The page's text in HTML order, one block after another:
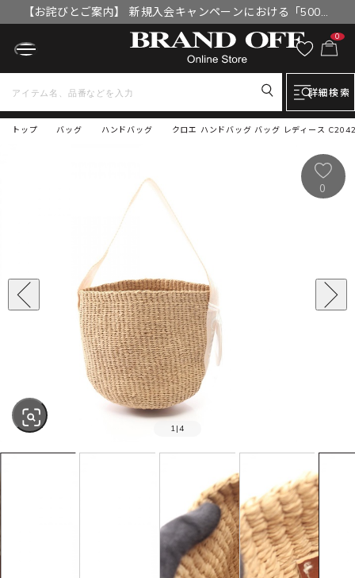
【お詫びとご案内】 新規入会キャンペーンにおける「500円
OFFクーポン」付与漏れと補填について
0
詳細検索
トップ クロエ ハンドバッグ バッグ レディース
バッグ ハンドバッグ
SOLD OUT
1 |4
0